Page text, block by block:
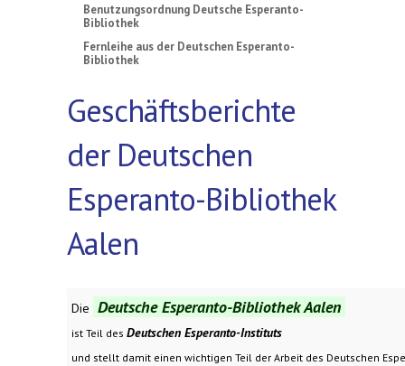
Benutzungsordnung Deutsche Esperanto-
Bibliothek
Fernleihe aus der Deutschen Esperanto-
Bibliothek
Geschäftsberichte
der Deutschen
Esperanto-Bibliothek
Aalen
Die Deutsche Esperanto-Bibliothek Aalen
ist Teil des Deutschen Esperanto-Instituts
und stellt damit einen wichtigen Teil der Arbeit des Deutschen